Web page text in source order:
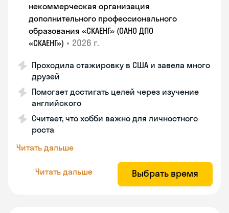
некоммерческая организация
дополнительного профессионального
образования «СКАЕНГ» (ОАНО ДПО
«СКАЕНГ») • 2026 г.
Проходила стажировку в США и завела много
друзей
Помогает достигать целей через изучение
английского
Считает, что хобби важно для личностного
роста
Читать дальше
Читать дальше Выбрать время